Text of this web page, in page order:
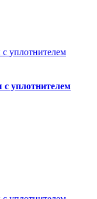
уплотнителем